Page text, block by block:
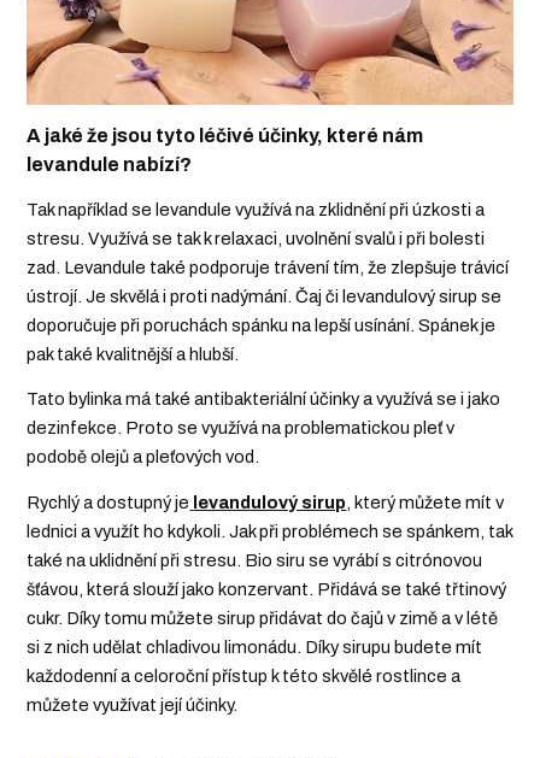
A jaké že jsou tyto léčivé účinky, které nám
levandule nabízí?
Tak například se levandule využívá na zklidnění při úzkosti a
stresu. Využívá se tak k relaxaci, uvolnění svalů i při bolesti
zad. Levandule také podporuje trávení tím, že zlepšuje trávicí
ústrojí. Je skvělá i proti nadýmání. Čaj či levandulový sirup se
doporučuje při poruchách spánku na lepší usínání. Spánek je
pak také kvalitnější a hlubší.
Tato bylinka má také antibakteriální účinky a využívá se i jako
dezinfekce. Proto se využívá na problematickou pleť v
podobě olejů a pleťových vod.
Rychlý a dostupný je levandulový sirup , který můžete mít v
lednici a využít ho kdykoli. Jak při problémech se spánkem, tak
také na uklidnění při stresu. Bio siru se vyrábí s citrónovou
šťávou, která slouží jako konzervant. Přidává se také třtinový
cukr. Díky tomu můžete sirup přidávat do čajů v zimě a v létě
si z nich udělat chladivou limonádu. Díky sirupu budete mít
každodenní a celoroční přístup k této skvělé rostlince a
můžete využívat její účinky.